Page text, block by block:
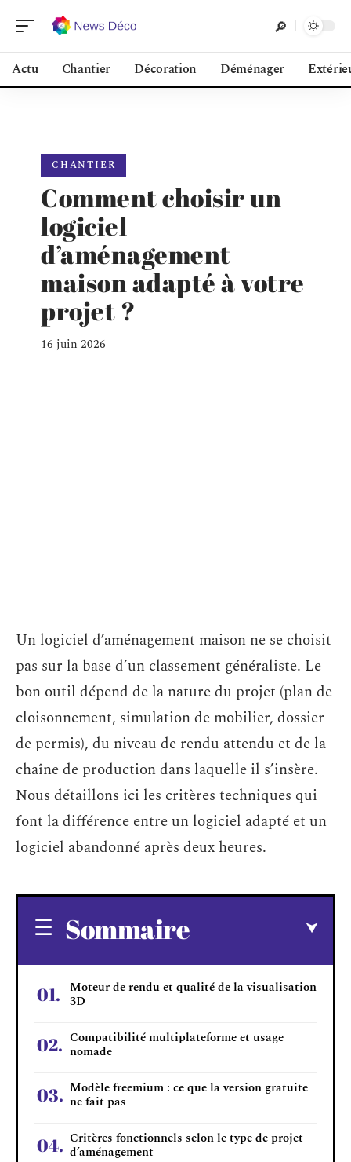
Actu Chantier Décoration Déménager
CHANTIER
Comment choisir un
logiciel
d’aménagement
maison adapté à votre
projet ?
16 juin 2026
Un logiciel d’aménagement maison ne se choisit
pas sur la base d’un classement généraliste. Le
bon outil dépend de la nature du projet (plan de
cloisonnement, simulation de mobilier, dossier
de permis), du niveau de rendu attendu et de la
chaîne de production dans laquelle il s’insère.
Nous détaillons ici les critères techniques qui
font la différence entre un logiciel adapté et un
logiciel abandonné après deux heures.
Sommaire
Moteur de rendu et qualité de la visualisation
3D
Compatibilité multiplateforme et usage
nomade
Modèle freemium : ce que la version gratuite
ne fait pas
Critères fonctionnels selon le type de projet
d’aménagement